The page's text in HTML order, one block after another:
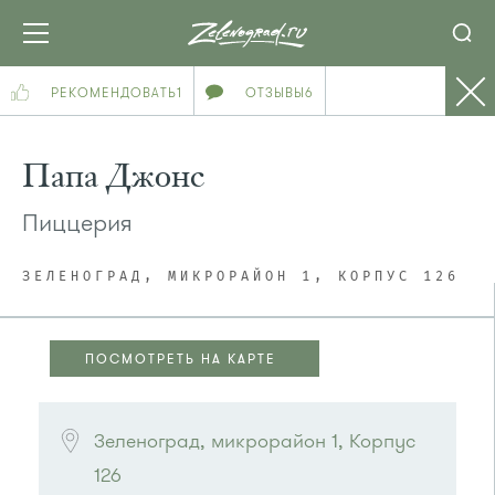
РЕКОМЕНДОВАТЬ1 ОТЗЫВЫ6
Папа Джонс
Пиццерия
ЗЕЛЕНОГРАД, МИКРОРАЙОН 1, КОРПУС 126
ПОСМОТРЕТЬ НА КАРТЕ
Зеленоград, микрорайон 1, Корпус
126